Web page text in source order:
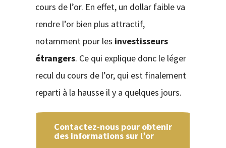
cours de l’or. En effet, un dollar faible va
rendre l’or bien plus attractif,
notamment pour les investisseurs
étrangers. Ce qui explique donc le léger
recul du cours de l’or, qui est finalement
reparti à la hausse il y a quelques jours.
Contactez-nous pour obtenir
des informations sur l’or